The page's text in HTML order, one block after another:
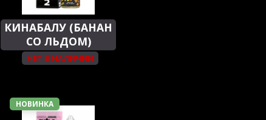
КИНАБАЛУ (БАНАН
СО ЛЬДОМ)
НЕТ В НАЛИЧИИ
НОВИНКА